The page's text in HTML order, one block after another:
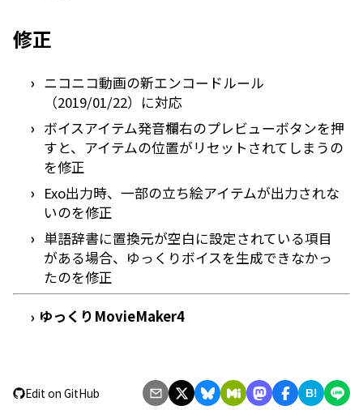
修正
ニコニコ動画の新エンコードルール
（2019/01/22）に対応
ボイスアイテム発音欄右のプレビューボタンを押
すと、アイテムの位置がリセットされてしまうの
を修正
Exo出力時、一部の立ち絵アイテムが出力されな
いのを修正
単語辞書に置換元が空白に設定されている項目
がある場合、ゆっくりボイスを生成できなかっ
たのを修正
› ゆっくりMovieMaker4
Edit on GitHub B!